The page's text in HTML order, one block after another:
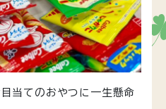
目当てのおやつに一生懸命